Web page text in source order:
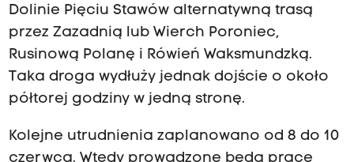
Dolinie Pięciu Stawów alternatywną trasą
przez Zazadnią lub Wierch Poroniec,
Rusinową Polanę i Rówień Waksmundzką.
Taka droga wydłuży jednak dojście o około
półtorej godziny w jedną stronę.
Kolejne utrudnienia zaplanowano od 8 do 10
czerwca. Wtedy prowadzone będą prace